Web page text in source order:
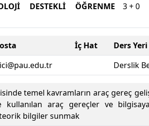
DESTEKLİ ÖĞRENME
3 + 0
İç Hat Ders Yeri
Derslik
temel kavramların araç gereç
kullanılan araç gereçler ve
teorik bilgiler sunmak